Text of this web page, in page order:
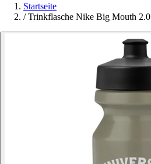
Startseite
/ Trinkflasche Nike Big Mouth 2.0